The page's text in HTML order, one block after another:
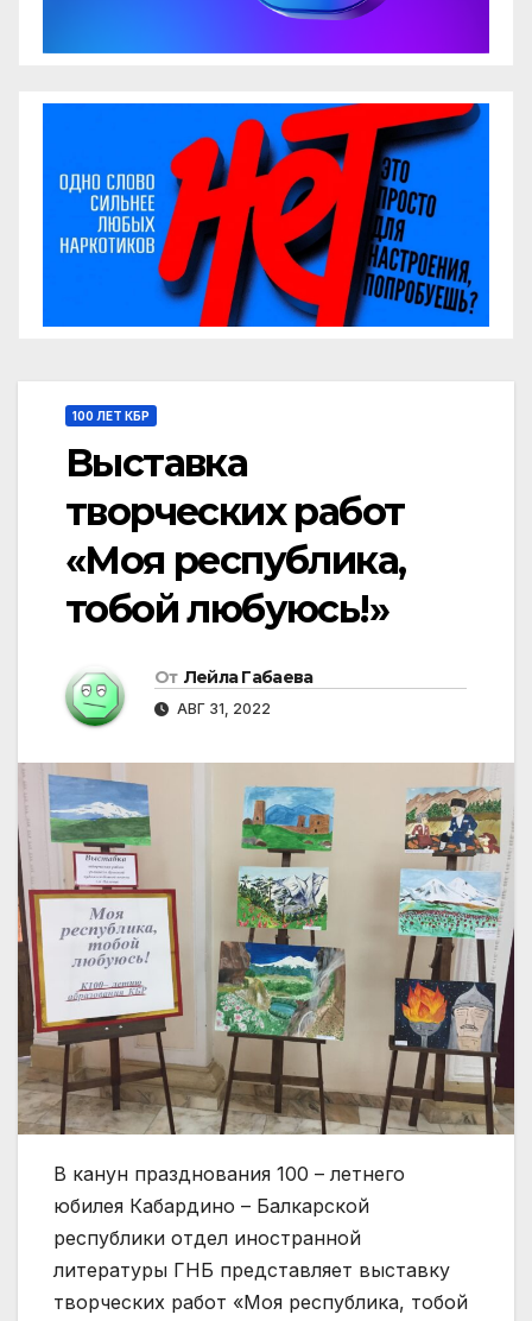
100 ЛЕТ КБР
Выставка
творческих работ
«Моя республика,
тобой любуюсь!»
От Лейла Габаева
АВГ 31, 2022
В канун празднования 100 – летнего
юбилея Кабардино – Балкарской
республики отдел иностранной
литературы ГНБ представляет выставку
творческих работ «Моя республика, тобой